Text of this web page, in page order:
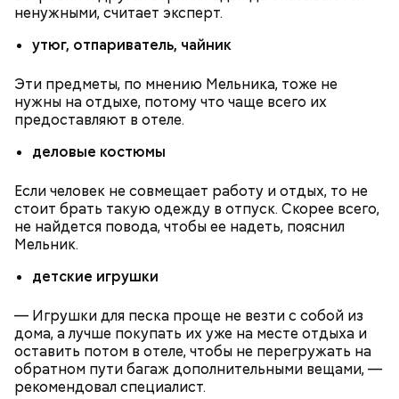
ненужными, считает эксперт.
утюг, отпариватель, чайник
Эти предметы, по мнению Мельника, тоже не
нужны на отдыхе, потому что чаще всего их
предоставляют в отеле.
деловые костюмы
Если человек не совмещает работу и отдых, то не
стоит брать такую одежду в отпуск. Скорее всего,
не найдется повода, чтобы ее надеть, пояснил
Мельник.
детские игрушки
— Игрушки для песка проще не везти с собой из
дома, а лучше покупать их уже на месте отдыха и
оставить потом в отеле, чтобы не перегружать на
обратном пути багаж дополнительными вещами, —
рекомендовал специалист.
воспаление: диетолог Писарева
— Лисички можно употреблять в различном виде:
жареном, вареном, тушеном, сушеном и соленом.
Однако с точки зрения пользы лучше отдать
вариациям, — посоветовал эндокринолог.
По его словам, молния может распасться, улететь
или просто погаснуть. Однако есть риск, что она
может и взорваться.
у них кончается и они затухают.
— Электричества нет. Но есть электростанция. И
секретарь партийной организации сжалился и
смогли посмотреть матч, — вспоминает он.